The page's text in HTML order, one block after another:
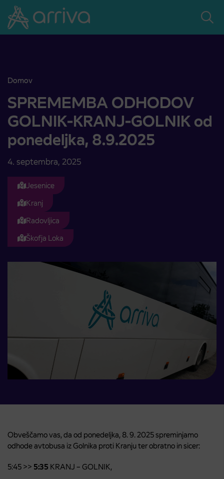
Skoči na vsebino
Domov
SPREMEMBA ODHODOV GOLNIK-KRANJ-GOLNIK od
SPREMEMBA ODHODOV
GOLNIK-KRANJ-GOLNIK od
ponedeljka, 8.9.2025
4. septembra, 2025
Jesenice
Kranj
Radovljica
Škofja Loka
Obveščamo vas, da od ponedeljka, 8. 9. 2025 spreminjamo
odhode avtobusa iz Golnika proti Kranju ter obratno in sicer:
5:45 >> 5:35 KRANJ – GOLNIK,